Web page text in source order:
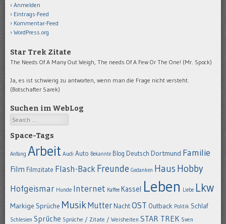
Anmelden
Eintrags-Feed
Kommentar-Feed
WordPress.org
Star Trek Zitate
The Needs Of A Many Out Weigh, The needs Of A Few Or The One! (Mr. Spock)
Ja, es ist schwierig zu antworten, wenn man die Frage nicht versteht.
(Botschafter Sarek)
Suchen im WebLog
Search
Space-Tags
Anfang Arbeit Audi Auto Bekannte Blog Deutsch Dortmund Familie
Film Filmzitate Flash-BackFreunde Gedanken Haus Hobby
Hofgeismar Hunde Internet Kaffee Kassel Leben Liebe Lkw
Markige Sprüche MusikMutter NachtOST Outback Politik Schlaf
Schlesien Sprüche Sprüche / Zitate / Weisheiten STAR TREK Sven